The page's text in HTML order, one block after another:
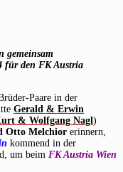
gemeinsam
für den FK Austria
Paare in der
Gerald & Erwin
& Wolfgang Nagl )
Otto Melchior erinnern,
kommend in der
um beim FK Austria Wien